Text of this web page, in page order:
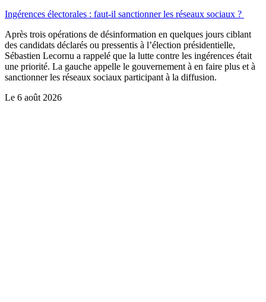
Ingérences électorales : faut-il sanctionner les réseaux sociaux ?
Après trois opérations de désinformation en quelques jours ciblant
des candidats déclarés ou pressentis à l’élection présidentielle,
Sébastien Lecornu a rappelé que la lutte contre les ingérences était
une priorité. La gauche appelle le gouvernement à en faire plus et à
sanctionner les réseaux sociaux participant à la diffusion.
Le 6 août 2026